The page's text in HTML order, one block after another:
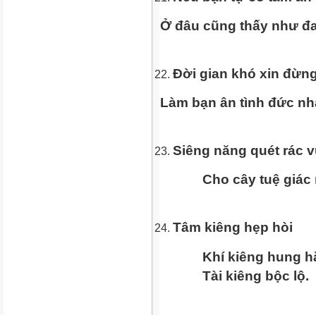
Ở đâu cũng thấy như
Đời gian khó xin
Làm bạn ân tình đức
Siêng năng quét rác
Cho cây tuệ giác
Tâm kiêng hẹp hòi
Khí kiêng hung
Tài kiêng bộc lộ.